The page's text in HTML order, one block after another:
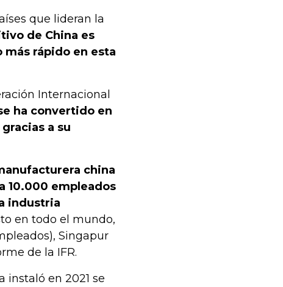
que lideran la
de China es
más rápido en esta
Internacional
ha convertido en
a su
china
10.000 empleados
industria
en todo el mundo,
Singapur
de la IFR.
instaló en 2021 se